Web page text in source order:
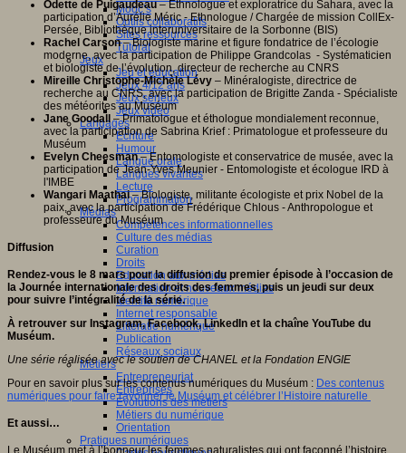
Mooc’s
Outils collaboratifs
Sites ressources
Tutorat
Jeux
Jeu et éducation
Jeux 4/12 ans
Jeux sérieux
Jeux vidéo
Langages
Ecriture
Humour
Langue orale
Langues vivantes
Lecture
Programmation
Médias
Compétences informationnelles
Culture des médias
Curation
Droits
Education aux médias
Information et nouveaux médias
Identité numérique
Internet responsable
Littératie numérique
Publication
Réseaux sociaux
Métiers
Entrepreneuriat
Entreprises
Evolutions des métiers
Métiers du numérique
Orientation
Pratiques numériques
Odette de Puigaudeau– Ethnologue et exploratrice du Sahara, avec la
participation d’Aurélie Méric - Ethnologue / Chargée de mission CollEx-
Persée, Bibliothèque interuniversitaire de la Sorbonne (BIS)
Rachel Carson– Biologiste marine et figure fondatrice de l’écologie
moderne, avec la participation de Philippe Grandcolas - Systématicien
et biologiste de l’évolution, directeur de recherche au CNRS
Mireille Christophe-Michèle Lévy – Minéralogiste, directrice de
recherche au CNRS, avec la participation de Brigitte Zanda - Spécialiste
des météorites au Muséum
Jane Goodall– Primatologue et éthologue mondialement reconnue,
avec la participation de Sabrina Krief : Primatologue et professeure du
Muséum
Evelyn Cheesman– Entomologiste et conservatrice de musée, avec la
participation de Jean-Yves Meunier - Entomologiste et écologue IRD à
l'IMBE
Wangari Maathai– Biologiste, militante écologiste et prix Nobel de la
paix, avec la participation de Frédérique Chlous - Anthropologue et
professeure du Muséum
Diffusion
Rendez-vous le 8 mars pour la diffusion du premier épisode à l’occasion de
la Journée internationale des droits des femmes, puis un jeudi sur deux
pour suivre l’intégralité de la série.
À retrouver sur Instagram, Facebook, LinkedIn et la chaîne YouTube du
Muséum.
Une série réalisée avec le soutien de CHANEL et la Fondation ENGIE
Pour en savoir plus sur les contenus numériques du Muséum : Des contenus
numériques pour faire rayonner le Muséum et célébrer l’Histoire naturelle
Et aussi…
Le Muséum met à l’honneur les femmes naturalistes qui ont façonné l’histoire